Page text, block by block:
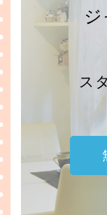
ジ
ス